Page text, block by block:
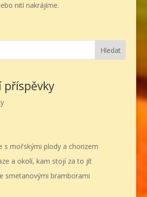
nití nakrájíme.
Hledat
příspěvky
s mořskými plody a chorizem
a okolí, kam stojí za to jít
smetanovými bramborami